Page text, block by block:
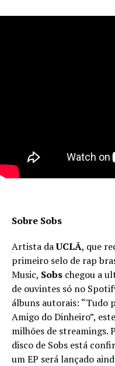
Sobre Sobs
Artista daUCLÃ, que
primeiro selo de rap
Music, Sobs chegou a
de ouvintes só no
álbuns autorais: “Tudo
Amigo do Dinheiro”,
milhões de streamings.
disco de Sobs está
um EP será lançado